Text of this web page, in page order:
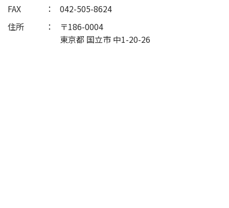
FAX
042-505-8624
住所
〒186-0004
東京都 国立市 中1-20-26